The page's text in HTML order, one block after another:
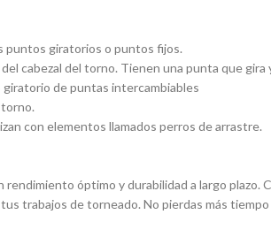
puntos giratorios o puntos fijos.
cabezal del torno. Tienen una punta que gira
de puntas intercambiables
con elementos llamados perros de arrastre.
óptimo y durabilidad a largo plazo.
trabajos de torneado. No pierdas más